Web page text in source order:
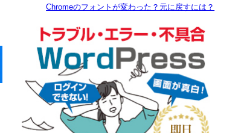
Chromeのフォントが変わった？元に戻すには？